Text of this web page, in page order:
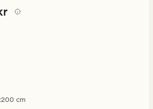
cm